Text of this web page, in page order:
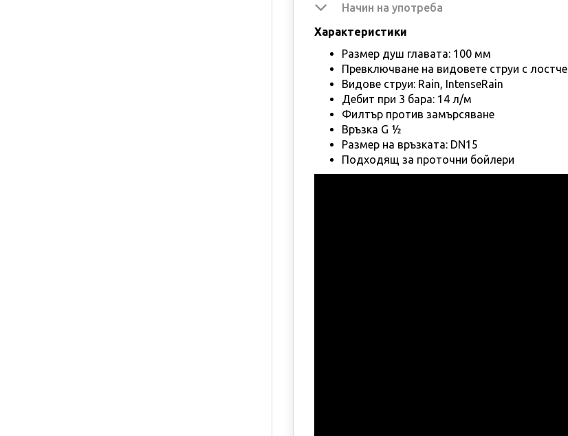
Начин на употреба
Характеристики
Размер душ главата: 100 мм
Превключване на видовете струи с лостче
Видове струи: Rain, IntenseRain
Дебит при 3 бара: 14 л/м
Филтър против замърсяване
Връзка G ½
Размер на връзката: DN15
Подходящ за проточни бойлери